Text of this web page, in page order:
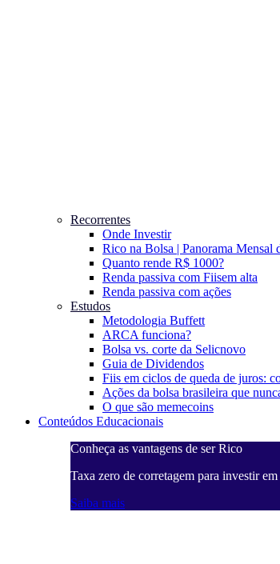
Recorrentes
Onde Investir
Rico na Bolsa | Panorama Mensal
Quanto rende R$ 1000?
Renda passiva com Fiisem alta
Renda passiva com ações
Estudos
Metodologia Buffett
ARCA funciona?
Bolsa vs. corte da Selicnovo
Guia de Dividendos
Fiis em ciclos de queda de juros:
Ações da bolsa brasileira que
O que são memecoins
Conteúdos Educacionais
Conheça as vantagens de ser Rico
Taxa zero de corretagem para investir
Saiba mais